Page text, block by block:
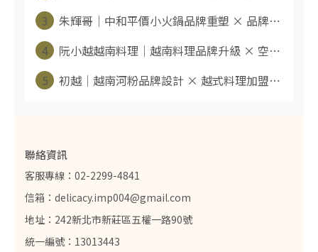
3
朱輝哥｜中和平價小火鍋品牌重塑 × 品牌⋯
4
阮小越越南料理｜越南料理品牌升級 × 空⋯
5
初越｜越南河粉品牌設計 × 越式料理加盟⋯
聯絡資訊
客服專線：02-2299-4841
信箱：delicacy.imp004@gmail.com
地址：242新北市新莊區五權一路90號
統一編號：13013443